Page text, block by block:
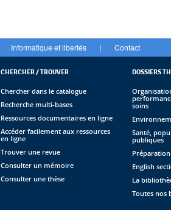
Informatique et libertés | Contact
CHERCHER / TROUVER
Chercher dans le catalogue
Recherche multi-bases
Ressources documentaires en ligne
Accéder facilement aux ressources
en ligne
Trouver une revue
Consulter un mémoire
Consulter une thèse
DOSSIERS
soins
Santé,
publiques
English
La
Toutes nos